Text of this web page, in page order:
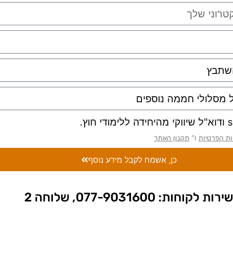
הפרטיות ו־ תקנון האתר
כן, אשמח לקבל מידע נוסף
שירות לקוחות: 077-9031600, שלוחה 2